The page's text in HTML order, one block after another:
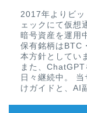
2017年よりビッ
ェックにて仮想
暗号資産を運用
保有銘柄はBTC
本方針としてい
また、
日々継続中。
けガイドと、AI